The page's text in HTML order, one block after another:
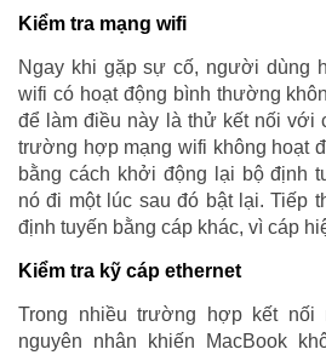
Kiểm tra mạng wifi
Ngay khi gặp sự cố, người dùng
wifi có hoạt động bình thường
để làm điều này là thử kết nối với
trường hợp mạng wifi không hoạt
bằng cách khởi động lại bộ định
nó đi một lúc sau đó bật lại. Tiếp
định tuyến bằng cáp khác, vì cáp
Kiểm tra kỹ cáp ethernet
Trong nhiều trường hợp kết
nguyên nhân khiến MacBook